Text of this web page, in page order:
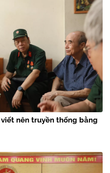
nên truyền thống bằng